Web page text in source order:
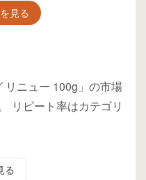
見る
リニュー 100g」の市場
リピート率はカテゴリ
る